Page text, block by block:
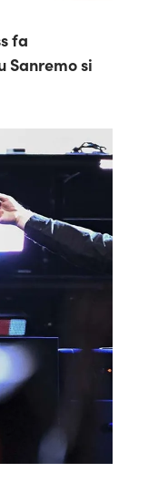
fa
Sanremo si